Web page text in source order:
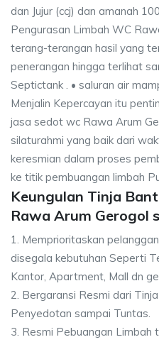
dan Jujur (ccj) dan amanah
Pengurasan Limbah WC
terang-terangan hasil yang
penerangan hingga terlihat
Septictank . • saluran air
Menjalin Kepercayan itu
jasa sedot wc Rawa Arum
silaturahmi yang baik dari
keresmian dalam proses
ke titik pembuangan limbah
Keungulan Tinja
Rawa Arum Gerogol
1. Memprioritaskan
disegala kebutuhan Seperti
Kantor, Apartment, Mall dn
2. Bergaransi Resmi dari
Penyedotan sampai Tuntas.
3. Resmi Pebuangan